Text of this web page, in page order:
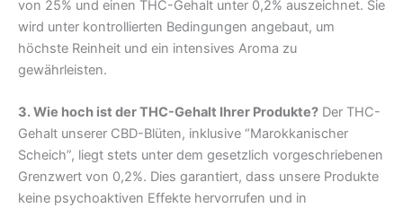
von 25% und einen THC-Gehalt unter 0,2% auszeichnet. Sie
wird unter kontrollierten Bedingungen angebaut, um
höchste Reinheit und ein intensives Aroma zu
gewährleisten.
3. Wie hoch ist der THC-Gehalt Ihrer Produkte? Der THC-
Gehalt unserer CBD-Blüten, inklusive “Marokkanischer
Scheich”, liegt stets unter dem gesetzlich vorgeschriebenen
Grenzwert von 0,2%. Dies garantiert, dass unsere Produkte
keine psychoaktiven Effekte hervorrufen und in